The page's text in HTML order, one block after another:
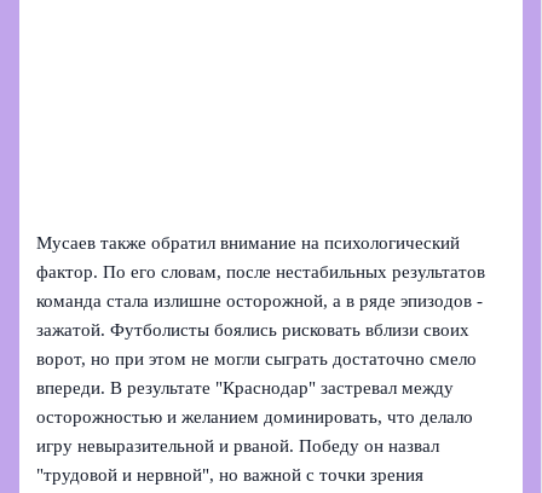
Мусаев также обратил внимание на психологический
фактор. По его словам, после нестабильных результатов
команда стала излишне осторожной, а в ряде эпизодов -
зажатой. Футболисты боялись рисковать вблизи своих
ворот, но при этом не могли сыграть достаточно смело
впереди. В результате "Краснодар" застревал между
осторожностью и желанием доминировать, что делало
игру невыразительной и рваной. Победу он назвал
"трудовой и нервной", но важной с точки зрения